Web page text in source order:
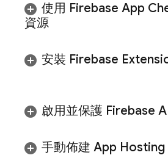
使用 Firebase App
資源
安裝 Firebase
啟用並保護 Firebase
手動佈建 App Hosting